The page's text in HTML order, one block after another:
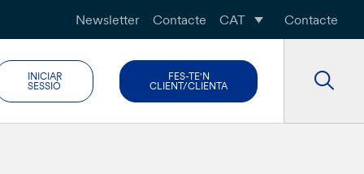
Newsletter Contacte CAT Contacte
INICIAR
SESSIÓ
FES-TE'N
CLIENT/CLIENTA